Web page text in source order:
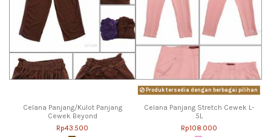
Celana Panjang/Kulot Panjang
Cewek Beyond
Rp43.500
Produk tersedia dengan berbagai pilihan
Celana Panjang Stretch Cewek L-
5L
Rp108.000